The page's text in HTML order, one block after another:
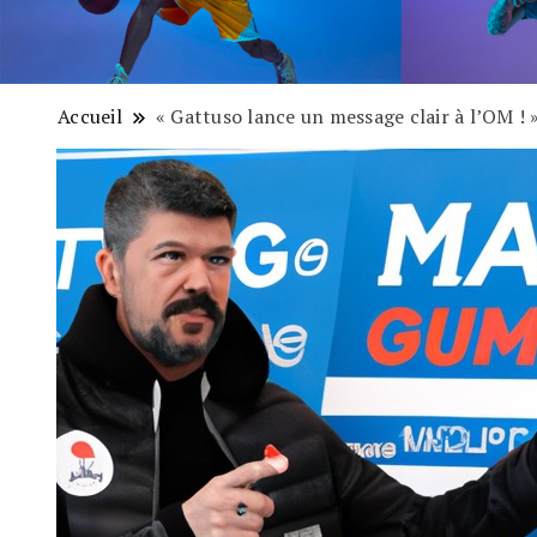
Accueil « Gattuso lance un message clair à l’OM !